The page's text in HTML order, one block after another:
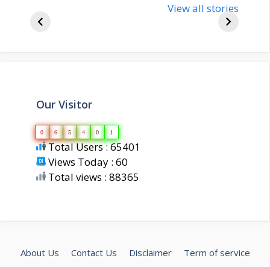
bjp-india-
about
View all stories
Our Visitor
0 6 5 4 0 1
Total Users : 65401
Views Today : 60
Total views : 88365
About Us Contact Us Disclaimer Term of service